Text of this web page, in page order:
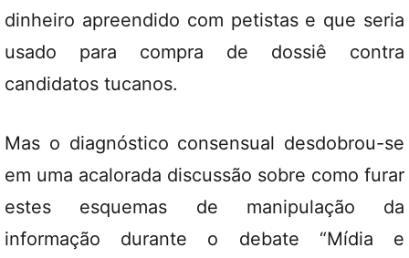
dinheiro apreendido com petistas e que seria
usado para compra de dossiê contra
candidatos tucanos.
Mas o diagnóstico consensual desdobrou-se
em uma acalorada discussão sobre como furar
estes esquemas de manipulação da
informação durante o debate “Mídia e